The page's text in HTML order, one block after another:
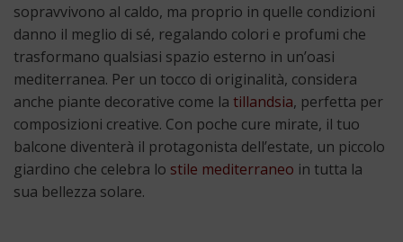
sopravvivono al caldo, ma proprio in quelle condizioni
danno il meglio di sé, regalando colori e profumi che
trasformano qualsiasi spazio esterno in un’oasi
mediterranea. Per un tocco di originalità, considera
anche piante decorative come la tillandsia, perfetta per
composizioni creative. Con poche cure mirate, il tuo
balcone diventerà il protagonista dell’estate, un piccolo
giardino che celebra lo stile mediterraneo in tutta la
sua bellezza solare.